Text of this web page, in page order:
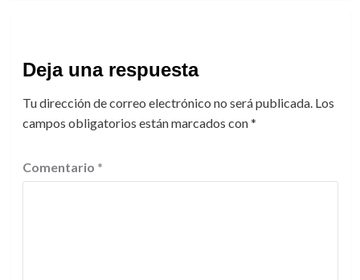
Deja una respuesta
Tu dirección de correo electrónico no será publicada. Los
campos obligatorios están marcados con*
Comentario *